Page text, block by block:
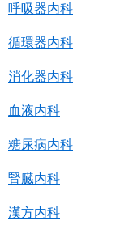
呼吸器内科
循環器内科
消化器内科
血液内科
糖尿病内科
腎臓内科
漢方内科